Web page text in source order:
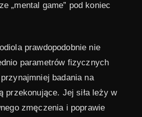
„mental game” pod koniec
prawdopodobnie nie
parametrów fizycznych
badania na
przekonujące. Jej siła leży w
zmęczenia i poprawie